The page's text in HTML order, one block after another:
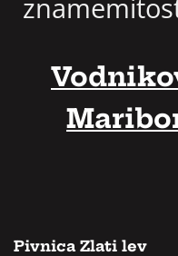
Pivnica Zlati lev